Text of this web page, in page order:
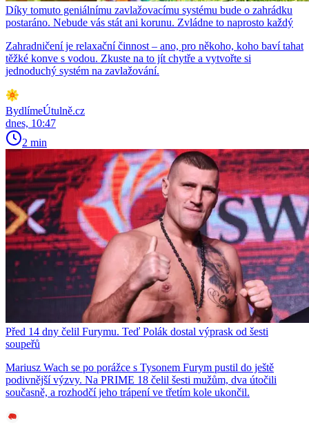
Díky tomuto geniálnímu zavlažovacímu systému bude o zahrádku
postaráno. Nebude vás stát ani korunu. Zvládne to naprosto každý
Zahradničení je relaxační činnost – ano, pro někoho, koho baví tahat
těžké konve s vodou. Zkuste na to jít chytře a vytvořte si
jednoduchý systém na zavlažování.
BydlímeÚtulně.cz
dnes, 10:47
2 min
Před 14 dny čelil Furymu. Teď Polák dostal výprask od šesti
soupeřů
Mariusz Wach se po porážce s Tysonem Furym pustil do ještě
podivnější výzvy. Na PRIME 18 čelil šesti mužům, dva útočili
současně, a rozhodčí jeho trápení ve třetím kole ukončil.